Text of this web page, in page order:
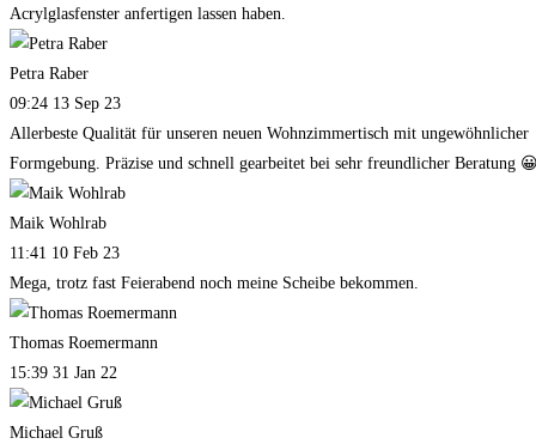
Acrylglasfenster anfertigen lassen haben.
Petra Raber
09:24 13 Sep 23
Allerbeste Qualität für unseren neuen Wohnzimmertisch mit ungewöhnlicher
Formgebung. Präzise und schnell gearbeitet bei sehr freundlicher Beratung
Maik Wohlrab
11:41 10 Feb 23
Mega, trotz fast Feierabend noch meine Scheibe bekommen.
Thomas Roemermann
15:39 31 Jan 22
Michael Gruß